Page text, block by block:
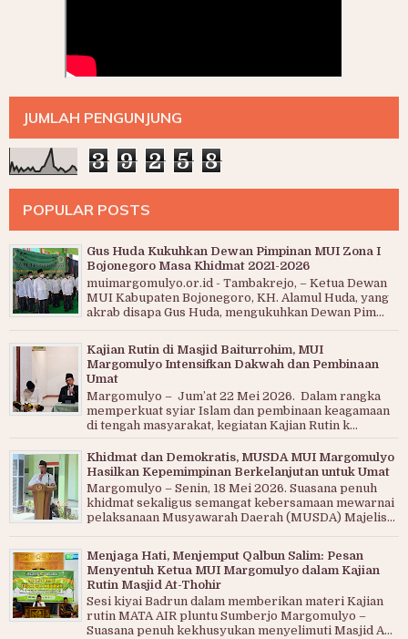
JUMLAH PENGUNJUNG
3 9 2 5 8
POPULAR POSTS
Gus Huda Kukuhkan Dewan Pimpinan MUI Zona I
Bojonegoro Masa Khidmat 2021-2026
muimargomulyo.or.id - Tambakrejo, – Ketua Dewan
MUI Kabupaten Bojonegoro, KH. Alamul Huda, yang
akrab disapa Gus Huda, mengukuhkan Dewan Pim...
Kajian Rutin di Masjid Baiturrohim, MUI
Margomulyo Intensifkan Dakwah dan Pembinaan
Umat
Margomulyo – Jum’at 22 Mei 2026. Dalam rangka
memperkuat syiar Islam dan pembinaan keagamaan
di tengah masyarakat, kegiatan Kajian Rutin k...
Khidmat dan Demokratis, MUSDA MUI Margomulyo
Hasilkan Kepemimpinan Berkelanjutan untuk Umat
Margomulyo – Senin, 18 Mei 2026. Suasana penuh
khidmat sekaligus semangat kebersamaan mewarnai
pelaksanaan Musyawarah Daerah (MUSDA) Majelis...
Menjaga Hati, Menjemput Qalbun Salim: Pesan
Menyentuh Ketua MUI Margomulyo dalam Kajian
Rutin Masjid At-Thohir
Sesi kiyai Badrun dalam memberikan materi Kajian
rutin MATA AIR pluntu Sumberjo Margomulyo –
Suasana penuh kekhusyukan menyelimuti Masjid A...